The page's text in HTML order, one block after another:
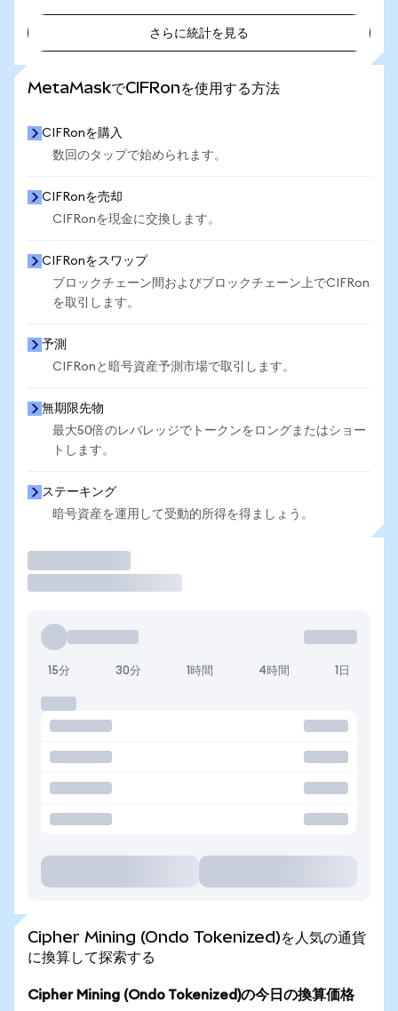
さらに統計を見る
MetaMaskでCIFRonを使用する方法
CIFRonを購入
数回のタップで始められます。
CIFRonを売却
CIFRonを現金に交換します。
CIFRonをスワップ
ブロックチェーン間およびブロックチェーン上でCIFRon
を取引します。
予測
CIFRonと暗号資産予測市場で取引します。
無期限先物
最大50倍のレバレッジでトークンをロングまたはショー
トします。
ステーキング
暗号資産を運用して受動的所得を得ましょう。
15分 30分 1時間 4時間 1日
Cipher Mining (Ondo Tokenized)を人気の通貨
に換算して探索する
Cipher Mining (Ondo Tokenized)の今日の換算価格